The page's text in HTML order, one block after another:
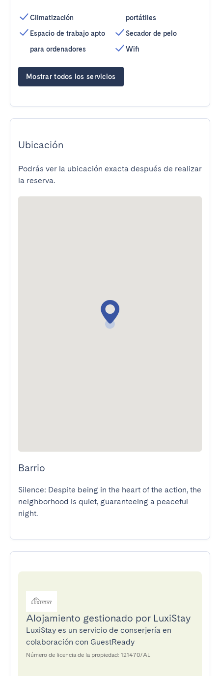
Climatización
Espacio de trabajo apto
para ordenadores
portátiles
Secador de pelo
Wifi
Mostrar todos los servicios
Ubicación
Podrás ver la ubicación exacta después de realizar
la reserva.
Barrio
Silence: Despite being in the heart of the action, the
neighborhood is quiet, guaranteeing a peaceful
night.
Alojamiento gestionado por LuxiStay
LuxiStay es un servicio de conserjería en
colaboración con GuestReady
Número de licencia de la propiedad: 121470/AL